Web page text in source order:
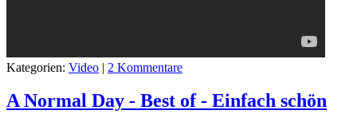
Kategorien: Video | 2 Kommentare
A Normal Day - Best of - Einfach schön